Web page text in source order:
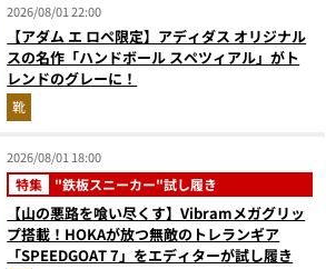
2026/08/01 22:00
【アダム エ ロペ限定】アディダス オリジナル
スの名作「ハンドボール スペツィアル」がト
レンドのグレーに！
靴
2026/08/01 18:00
特集 "鉄板スニーカー"試し履き
【山の悪路を喰い尽くす】Vibramメガグリッ
プ搭載！HOKAが放つ無敵のトレランギア
「SPEEDGOAT 7」をエディターが試し履き